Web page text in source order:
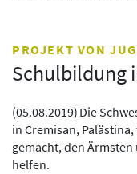
PROJEKT VON
Schulbildung
(05.08.2019) Die
in Cremisan,
gemacht, den
helfen.